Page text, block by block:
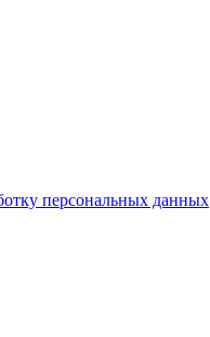
персональных данных